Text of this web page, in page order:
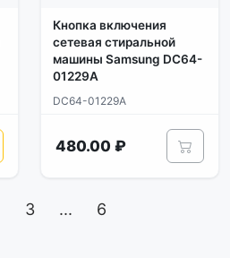
Кнопка включения
сетевая стиральной
машины Samsung DC64-
01229A
DC64-01229A
480.00 ₽
3 ... 6